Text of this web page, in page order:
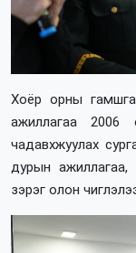
Хоёр орны
ажиллагаа 2006
чадавхжуулах
дурын
зэрэг олон